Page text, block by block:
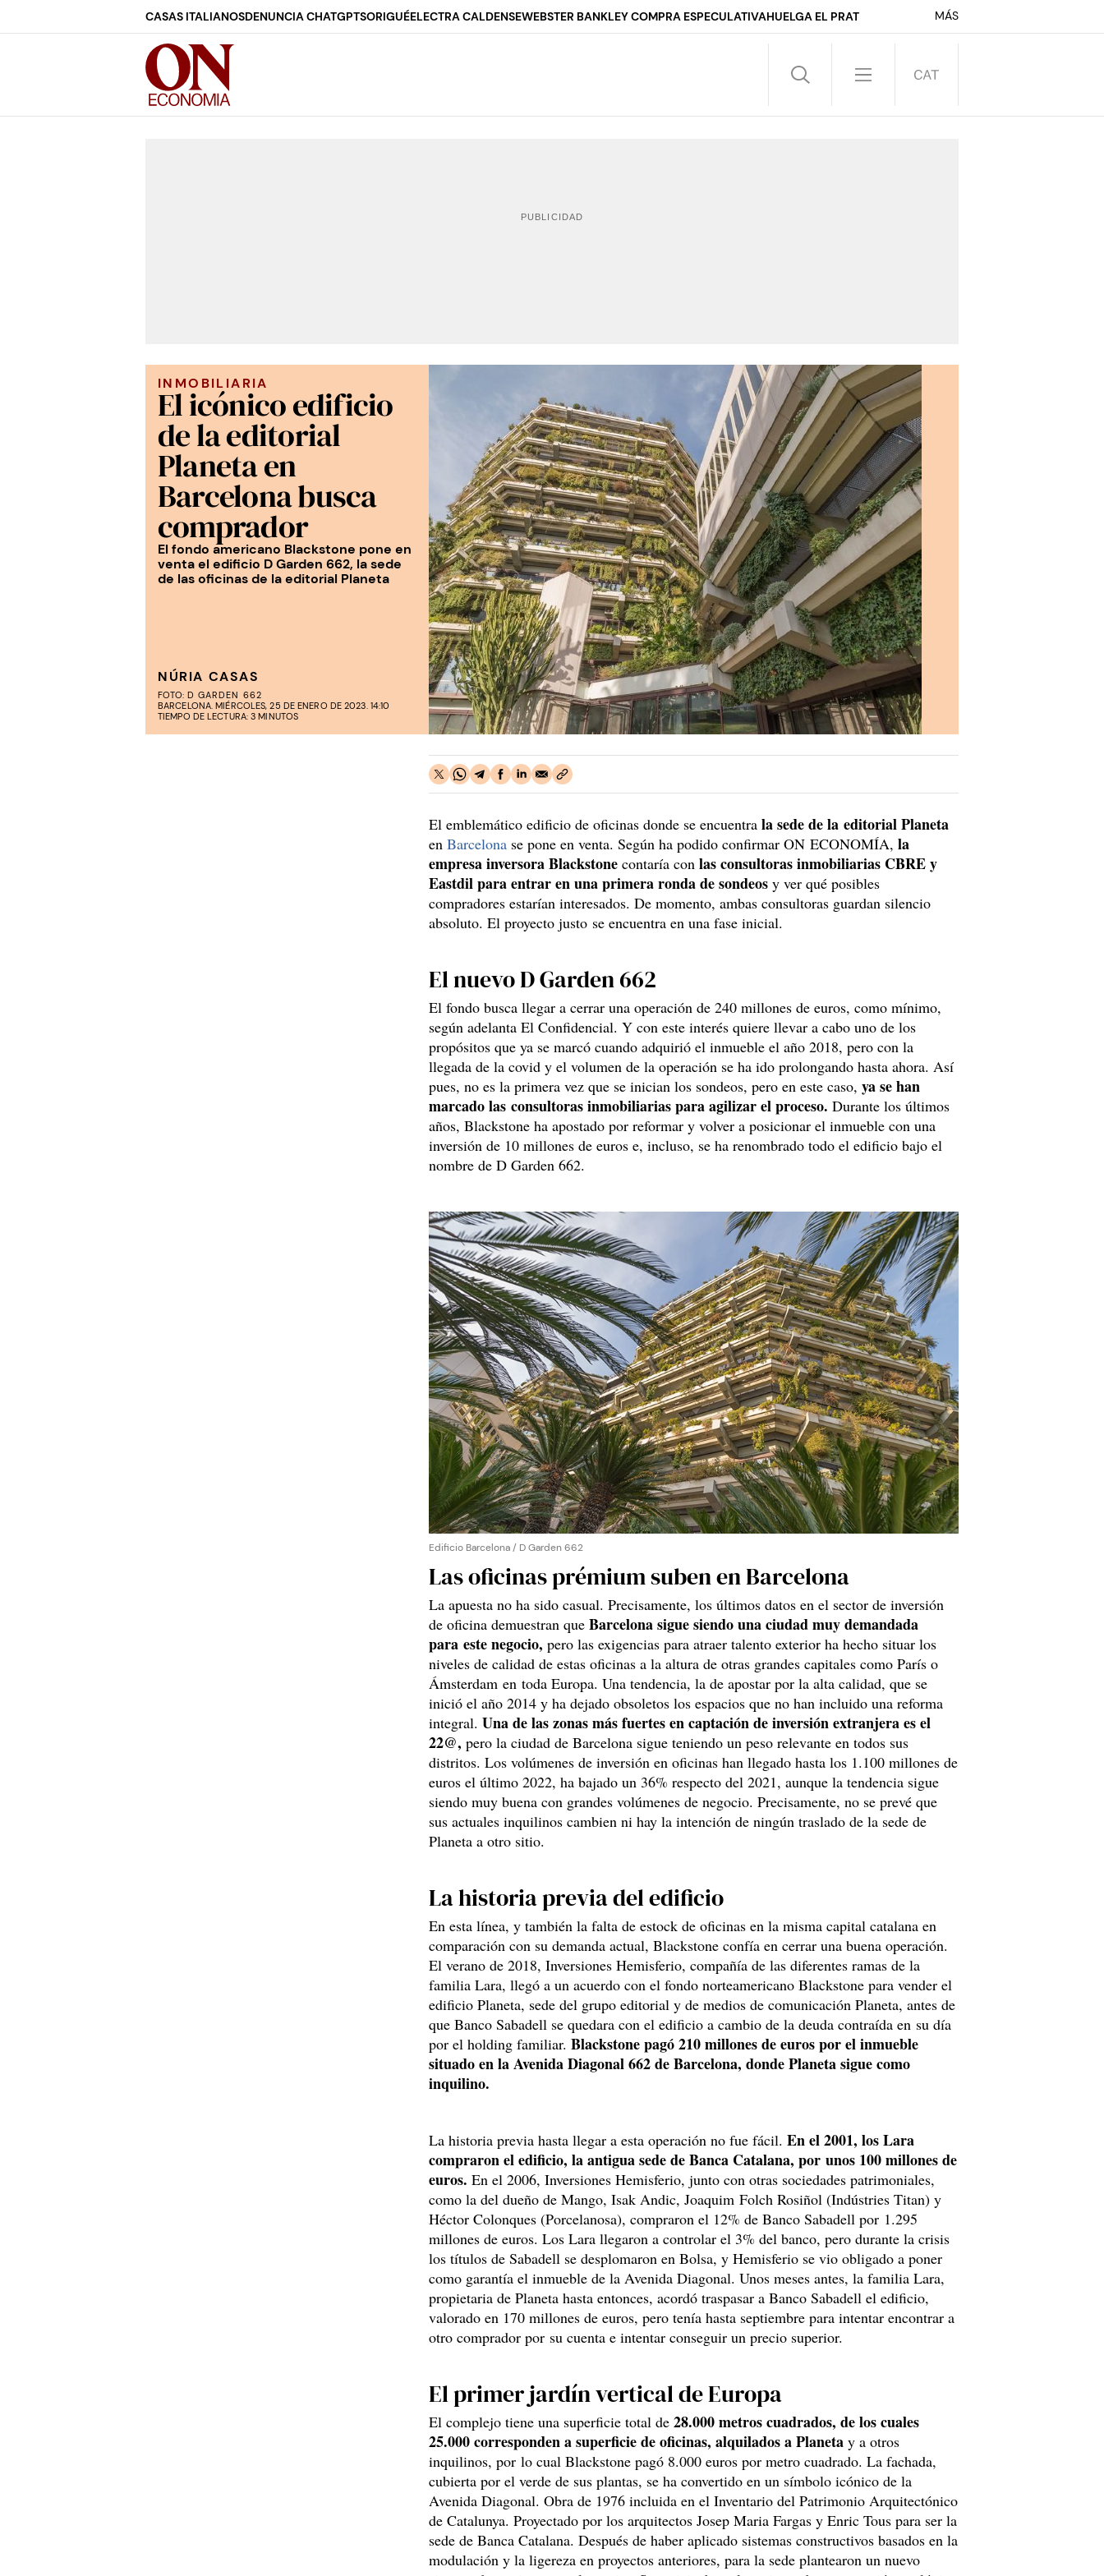
CASAS ITALIANOSDENUNCIA CHATGPTSORIGUÉELECTRA CALDENSEWEBSTER BANKLEY COMPRA ESPECULATIVAHUELGA EL PRAT MÁS
INMOBILIARIA
El icónico edificio
de la editorial
Planeta en
Barcelona busca
comprador
El fondo americano Blackstone pone en
venta el edificio D Garden 662, la sede
de las oficinas de la editorial Planeta
NÚRIA CASAS
FOTO: D GARDEN 662
BARCELONA. MIÉRCOLES, 25 DE ENERO DE 2023. 14:10
TIEMPO DE LECTURA: 3 MINUTOS
El emblemático edificio de oficinas donde se encuentra la sede de la editorial Planeta
en Barcelona se pone en venta. Según ha podido confirmar ON ECONOMÍA, la
empresa inversora Blackstone contaría con las consultoras inmobiliarias CBRE y
Eastdil para entrar en una primera ronda de sondeos y ver qué posibles
compradores estarían interesados. De momento, ambas consultoras guardan silencio
absoluto. El proyecto justo se encuentra en una fase inicial.
El nuevo D Garden 662
El fondo busca llegar a cerrar una operación de 240 millones de euros, como mínimo,
según adelanta El Confidencial. Y con este interés quiere llevar a cabo uno de los
propósitos que ya se marcó cuando adquirió el inmueble el año 2018, pero con la
llegada de la covid y el volumen de la operación se ha ido prolongando hasta ahora. Así
pues, no es la primera vez que se inician los sondeos, pero en este caso, ya se han
marcado las consultoras inmobiliarias para agilizar el proceso. Durante los últimos
años, Blackstone ha apostado por reformar y volver a posicionar el inmueble con una
inversión de 10 millones de euros e, incluso, se ha renombrado todo el edificio bajo el
nombre de D Garden 662.
Edificio Barcelona / D Garden 662
Las oficinas prémium suben en Barcelona
La apuesta no ha sido casual. Precisamente, los últimos datos en el sector de inversión
de oficina demuestran que Barcelona sigue siendo una ciudad muy demandada
para este negocio, pero las exigencias para atraer talento exterior ha hecho situar los
niveles de calidad de estas oficinas a la altura de otras grandes capitales como París o
Ámsterdam en toda Europa. Una tendencia, la de apostar por la alta calidad, que se
inició el año 2014 y ha dejado obsoletos los espacios que no han incluido una reforma
integral. Una de las zonas más fuertes en captación de inversión extranjera es el
22@, pero la ciudad de Barcelona sigue teniendo un peso relevante en todos sus
distritos. Los volúmenes de inversión en oficinas han llegado hasta los 1.100 millones de
euros el último 2022, ha bajado un 36% respecto del 2021, aunque la tendencia sigue
siendo muy buena con grandes volúmenes de negocio. Precisamente, no se prevé que
sus actuales inquilinos cambien ni hay la intención de ningún traslado de la sede de
Planeta a otro sitio.
La historia previa del edificio
En esta línea, y también la falta de estock de oficinas en la misma capital catalana en
comparación con su demanda actual, Blackstone confía en cerrar una buena operación.
El verano de 2018, Inversiones Hemisferio, compañía de las diferentes ramas de la
familia Lara, llegó a un acuerdo con el fondo norteamericano Blackstone para vender el
edificio Planeta, sede del grupo editorial y de medios de comunicación Planeta, antes de
que Banco Sabadell se quedara con el edificio a cambio de la deuda contraída en su día
por el holding familiar. Blackstone pagó 210 millones de euros por el inmueble
situado en la Avenida Diagonal 662 de Barcelona, donde Planeta sigue como
inquilino.
La historia previa hasta llegar a esta operación no fue fácil. En el 2001, los Lara
compraron el edificio, la antigua sede de Banca Catalana, por unos 100 millones de
euros. En el 2006, Inversiones Hemisferio, junto con otras sociedades patrimoniales,
como la del dueño de Mango, Isak Andic, Joaquim Folch Rosiñol (Indústries Titan) y
Héctor Colonques (Porcelanosa), compraron el 12% de Banco Sabadell por 1.295
millones de euros. Los Lara llegaron a controlar el 3% del banco, pero durante la crisis
los títulos de Sabadell se desplomaron en Bolsa, y Hemisferio se vio obligado a poner
como garantía el inmueble de la Avenida Diagonal. Unos meses antes, la familia Lara,
propietaria de Planeta hasta entonces, acordó traspasar a Banco Sabadell el edificio,
valorado en 170 millones de euros, pero tenía hasta septiembre para intentar encontrar a
otro comprador por su cuenta e intentar conseguir un precio superior.
El primer jardín vertical de Europa
El complejo tiene una superficie total de 28.000 metros cuadrados, de los cuales
25.000 corresponden a superficie de oficinas, alquilados a Planeta y a otros
inquilinos, por lo cual Blackstone pagó 8.000 euros por metro cuadrado. La fachada,
cubierta por el verde de sus plantas, se ha convertido en un símbolo icónico de la
Avenida Diagonal. Obra de 1976 incluida en el Inventario del Patrimonio Arquitectónico
de Catalunya. Proyectado por los arquitectos Josep Maria Fargas y Enric Tous para ser la
sede de Banca Catalana. Después de haber aplicado sistemas constructivos basados en la
modulación y la ligereza en proyectos anteriores, para la sede plantearon un nuevo